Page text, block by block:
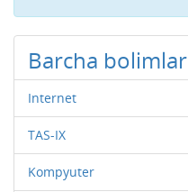
Barcha bolimlar
Internet
TAS-IX
Kompyuter